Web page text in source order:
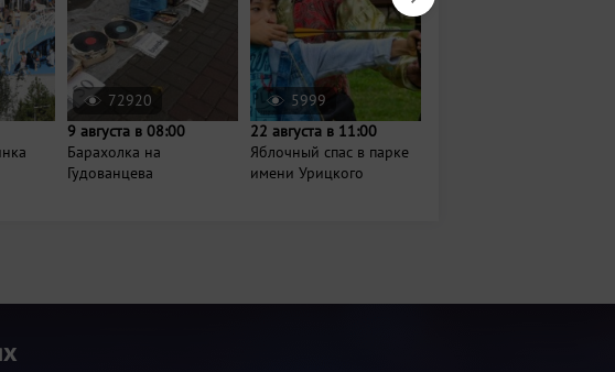
72920
9 августа в 08:00
Барахолка на
Гудованцева
5999
22 августа в 11:00
Яблочный спас в парке
имени Урицкого